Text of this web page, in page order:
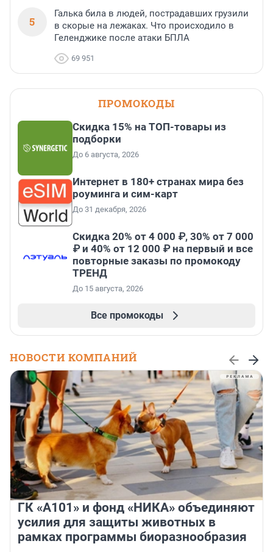
5
Галька била в людей, пострадавших грузили
в скорые на лежаках. Что происходило в
Геленджике после атаки БПЛА
69 951
ПРОМОКОДЫ
Скидка 15% на ТОП-товары из
подборки
До 6 августа, 2026
Интернет в 180+ странах мира без
роуминга и сим-карт
До 31 декабря, 2026
Скидка 20% от 4 000 ₽, 30% от 7 000
₽ и 40% от 12 000 ₽ на первый и все
повторные заказы по промокоду
ТРЕНД
До 15 августа, 2026
Все промокоды
НОВОСТИ КОМПАНИЙ
ГК «А101» и фонд «НИКА» объединяют
усилия для защиты животных в
рамках программы биоразнообразия